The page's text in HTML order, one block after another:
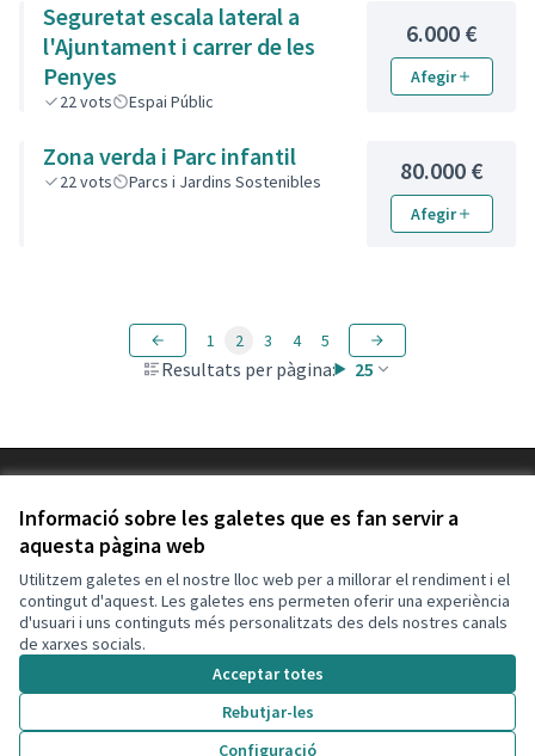
Informació sobre les galetes que es fan servir a
aquesta pàgina web
Utilitzem galetes en el nostre lloc web per a millorar el rendiment i el
contingut d'aquest. Les galetes ens permeten oferir una experiència
d'usuari i uns continguts més personalitzats des dels nostres canals
de xarxes socials.
Acceptar totes
Rebutjar-les
Configuració
Seguretat escala lateral a
l'Ajuntament i carrer de les
Penyes
22vots Espai Públic
6.000 €
Afegir
Zona verda i Parc infantil
22vots Parcs i Jardins Sostenibles 80.000 €
Afegir
Resultats per pàgina: 25
1 2 3 4 5
Configuració de les galetes
Decidim Calafell a X
(Enllaç extern)
Decidim Calafell a Facebook
(Enllaç extern)
Decidim Calafell a YouTube
(Enllaç extern)
Decidim Calafell a GitHub
(Enllaç extern)
(Enllaç extern)programari lliure
(Enllaç extern)
.